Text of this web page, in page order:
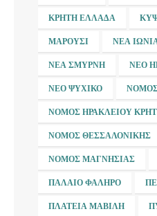
ΚΡΉΤΗ ΕΛΛΆΔΑ
ΜΑΡΟΎΣΙ ΝΈΑ
ΝΈΑ ΣΜΎΡΝΗ ΝΈΟ
ΝΈΟ ΨΥΧΙΚΌ
ΝΟΜΌΣ ΗΡΑΚΛΕΊΟΥ
ΝΟΜΌΣ ΘΕΣΣΑΛΟΝΊΚΗΣ
ΝΟΜΌΣ ΜΑΓΝΗΣΊΑΣ
ΠΑΛΑΙΌ ΦΆΛΗΡΟ
ΠΛΑΤΕΊΑ ΜΑΒΊΛΗ